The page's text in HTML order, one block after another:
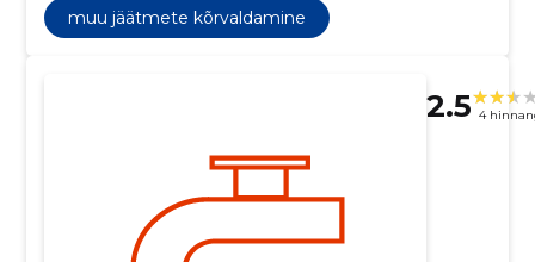
muu jäätmete kõrvaldamine
2.5 4